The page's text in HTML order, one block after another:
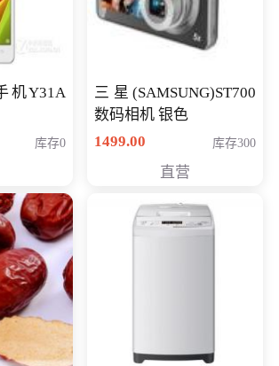
机Y31A
库存0
三星(SAMSUNG)ST700
数码相机 银色
1499.00
库存300
直营